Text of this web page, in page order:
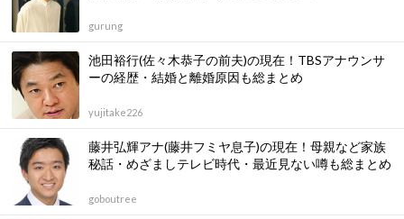
gurung
池田裕行(佐々木恭子の前夫)の現在！TBSアナウンサ
ーの経歴・結婚と離婚原因も総まとめ
yujitake226
藤井弘輝アナ(藤井フミヤ息子)の現在！母親など家族
秘話・めざましテレビ時代・最近見ない噂も総まとめ
goboutree